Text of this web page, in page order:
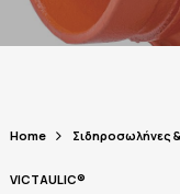
Home Σιδηροσωλήνες
VICTAULIC®